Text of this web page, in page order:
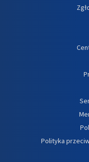
Polityka